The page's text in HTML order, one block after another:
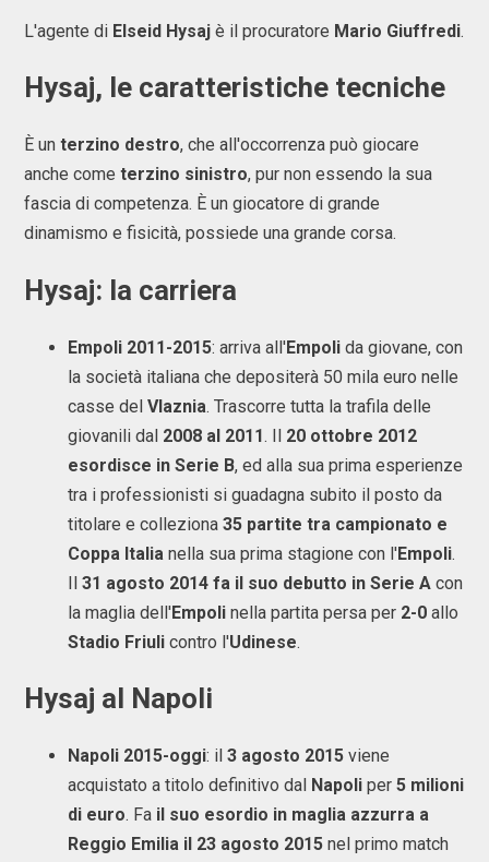
L'agente di Elseid Hysaj è il procuratore Mario Giuffredi.
Hysaj, le caratteristiche tecniche
È un terzino destro, che all'occorrenza può giocare
anche come terzino sinistro, pur non essendo la sua
fascia di competenza. È un giocatore di grande
dinamismo e fisicità, possiede una grande corsa.
Hysaj: la carriera
Empoli 2011-2015: arriva all'Empoli da giovane, con
la società italiana che depositerà 50 mila euro nelle
casse del Vlaznia. Trascorre tutta la trafila delle
giovanili dal 2008 al 2011. Il 20 ottobre 2012
esordisce in Serie B, ed alla sua prima esperienze
tra i professionisti si guadagna subito il posto da
titolare e colleziona 35 partite tra campionato e
Coppa Italia nella sua prima stagione con l'Empoli.
Il 31 agosto 2014 fa il suo debutto in Serie A con
la maglia dell'Empoli nella partita persa per 2-0 allo
Stadio Friuli contro l'Udinese.
Hysaj al Napoli
Napoli 2015-oggi: il 3 agosto 2015 viene
acquistato a titolo definitivo dal Napoli per 5 milioni
di euro. Fa il suo esordio in maglia azzurra a
Reggio Emilia il 23 agosto 2015 nel primo match